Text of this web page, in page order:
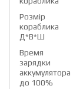
Розмір
кораблика
Д*В*Ш
Время
зарядки
аккумулятора
до 100%